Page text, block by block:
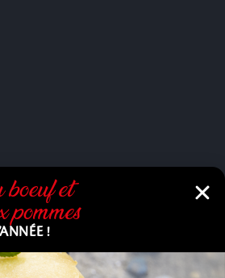
bœuf et
pommes
!